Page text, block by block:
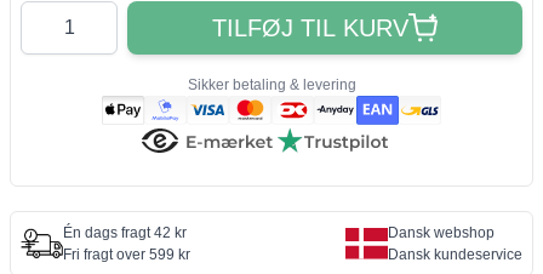
Antal
TILFØJ TIL KURV
Sikker betaling & levering
Én dags fragt 42 kr
Fri fragt over 599 kr
Dansk webshop
Dansk kundeservice